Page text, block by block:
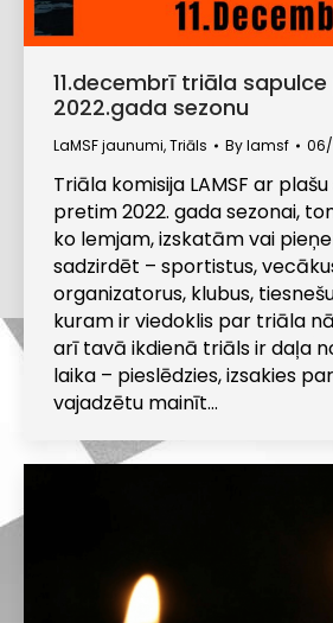
11.decembrī triāla
2022.gada sezonu
LaMSF jaunumi,Triāls Bylamsf 06/
Triāla komisija LAMSF ar
pretim 2022. gada sezonai,
ko lemjam, izskatām vai
sadzirdēt – sportistus,
organizatorus, klubus,
kuram ir viedoklis par triāla
arī tavā ikdienā triāls ir daļa
laika – pieslēdzies, izsakies
vajadzētu mainīt…